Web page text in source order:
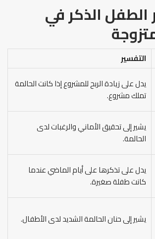
الطفل الذكر في
التفسير
يدل على زيادة الربح للمشروع إذا كانت الحالمة
تملك مشروع.
يشير إلى تحقيق الأماني والرغبات لدى
الحالمة.
يدل على تذكرها على أيام الماضي عندما
كانت طفلة صغيرة.
يشير إلى حنان الحالمة الشديد لدى الأطفال.